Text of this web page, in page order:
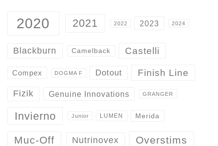
2020 2021 2022 2023 2024
Blackburn Camelback Castelli
Compex DOGMA F Dotout Finish Line
Fizik Genuine Innovations GRANGER
Invierno Junior LUMEN Merida
Muc-Off Nutrinovex Overstims